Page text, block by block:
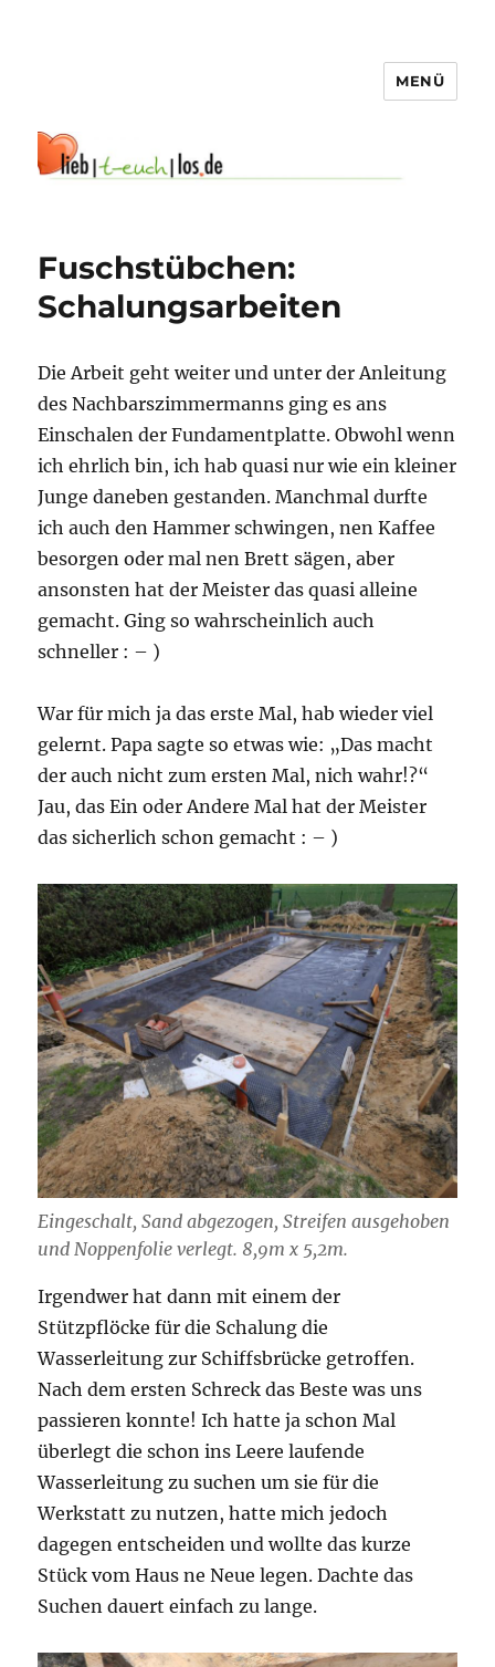
MENÜ
Fuschstübchen:
Schalungsarbeiten
Die Arbeit geht weiter und unter der Anleitung
des Nachbarszimmermanns ging es ans
Einschalen der Fundamentplatte. Obwohl wenn
ich ehrlich bin, ich hab quasi nur wie ein kleiner
Junge daneben gestanden. Manchmal durfte
ich auch den Hammer schwingen, nen Kaffee
besorgen oder mal nen Brett sägen, aber
ansonsten hat der Meister das quasi alleine
gemacht. Ging so wahrscheinlich auch
schneller : – )
War für mich ja das erste Mal, hab wieder viel
gelernt. Papa sagte so etwas wie: „Das macht
der auch nicht zum ersten Mal, nich wahr!?“
Jau, das Ein oder Andere Mal hat der Meister
das sicherlich schon gemacht : – )
Eingeschalt, Sand abgezogen, Streifen ausgehoben
und Noppenfolie verlegt. 8,9m x 5,2m.
Irgendwer hat dann mit einem der
Stützpflöcke für die Schalung die
Wasserleitung zur Schiffsbrücke getroffen.
Nach dem ersten Schreck das Beste was uns
passieren konnte! Ich hatte ja schon Mal
überlegt die schon ins Leere laufende
Wasserleitung zu suchen um sie für die
Werkstatt zu nutzen, hatte mich jedoch
dagegen entscheiden und wollte das kurze
Stück vom Haus ne Neue legen. Dachte das
Suchen dauert einfach zu lange.